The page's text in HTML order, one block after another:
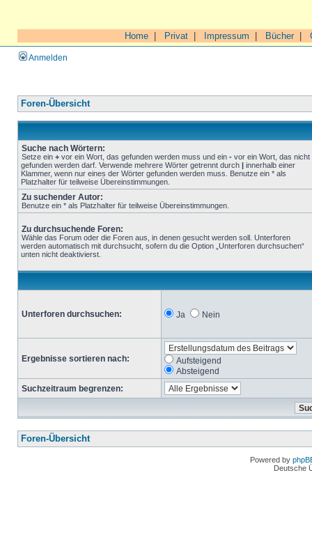
Home Privat Impressum Bücher|
Anmelden
Foren-Übersicht
Suche nach Wörtern:
Setze ein + vor ein Wort, das gefunden werden muss und ein - vor ein Wort, das nicht
gefunden werden darf. Verwende mehrere Wörter getrennt durch | innerhalb einer
Klammer, wenn nur eines der Wörter gefunden werden muss. Benutze ein * als
Platzhalter für teilweise Übereinstimmungen.
Zu suchender Autor:
Benutze ein * als Platzhalter für teilweise Übereinstimmungen.
Zu durchsuchende Foren:
Wähle das Forum oder die Foren aus, in denen gesucht werden soll. Unterforen
werden automatisch mit durchsucht, sofern du die Option „Unterforen durchsuchen“
unten nicht deaktivierst.
Unterforen durchsuchen: Ja Nein
Ergebnisse sortieren nach:
Aufsteigend
Absteigend
Suchzeitraum begrenzen:
Foren-Übersicht
Powered by
Deutsche